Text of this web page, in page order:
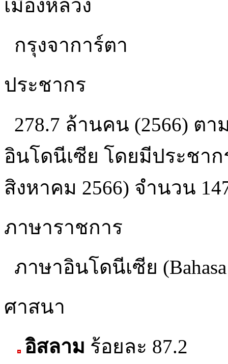
เมืองหลวง
กรุงจาการ์ตา
ประชากร
278.7 ล้านคน (2566) ต
อินโดนีเซีย โดยมีประชา
สิงหาคม 2566) จำนวน
ภาษาราชการ
ภาษาอินโดนีเซีย (Bahasa
ศาสนา
อิสลาม ร้อยละ 87.2